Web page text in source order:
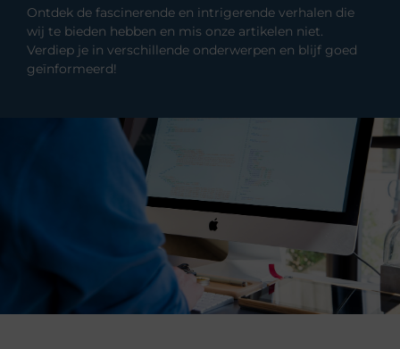
Ontdek de fascinerende en intrigerende verhalen die
wij te bieden hebben en mis onze artikelen niet.
Verdiep je in verschillende onderwerpen en blijf goed
geïnformeerd!